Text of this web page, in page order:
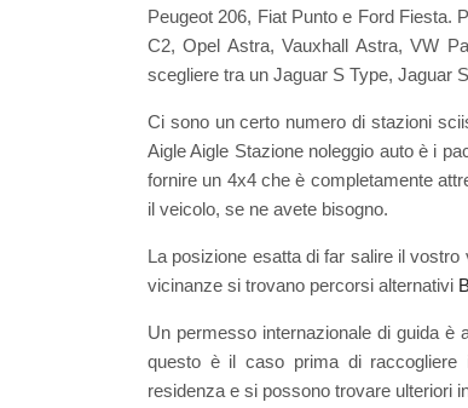
Peugeot 206, Fiat Punto e Ford Fiesta.
C2, Opel Astra, Vauxhall Astra, VW
scegliere tra un Jaguar S Type, Jaguar
Ci sono un certo numero di stazioni
Aigle Aigle Stazione noleggio auto è i
fornire un 4x4 che è completamente
il veicolo, se ne avete bisogno.
La posizione esatta di far salire il
vicinanze si trovano percorsi alternativi
Un permesso internazionale di guida è
questo è il caso prima di raccogliere
residenza e si possono trovare ulteriori